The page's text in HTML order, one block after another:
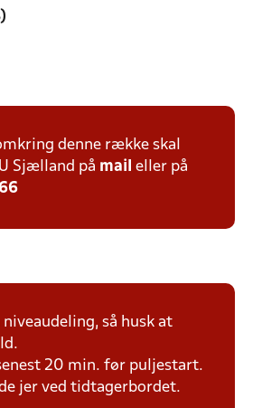
denne række skal
Sjælland på mail eller på
niveaudeling, så husk at
20 min. før puljestart.
jer ved tidtagerbordet.